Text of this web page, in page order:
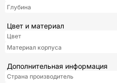
Глубина
Цвет и материал
Цвет
Материал корпуса
Дополнительная информация
Страна производитель